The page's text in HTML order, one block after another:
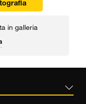
in galleria